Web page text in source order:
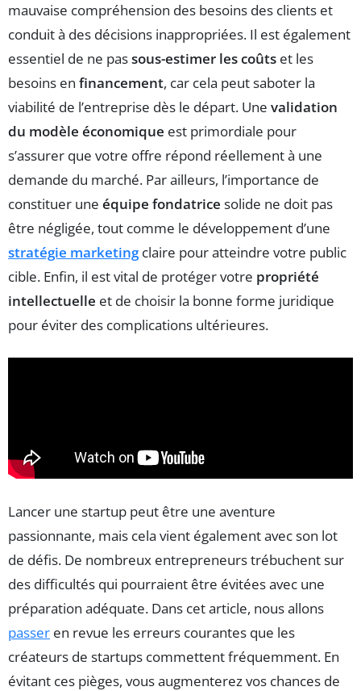
mauvaise compréhension des besoins des clients et
conduit à des décisions inappropriées. Il est également
essentiel de ne passous-estimer les coûts et les
besoins en financement, car cela peut saboter la
viabilité de l’entreprise dès le départ. Une validation
du modèle économique est primordiale pour
s’assurer que votre offre répond réellement à une
demande du marché. Par ailleurs, l’importance de
constituer une équipe fondatrice solide ne doit pas
être négligée, tout comme le développement d’une
stratégie marketingclaire pour atteindre votre public
cible. Enfin, il est vital de protéger votre propriété
intellectuelle et de choisir la bonne forme juridique
pour éviter des complications ultérieures.
Lancer une startup peut être une aventure
passionnante, mais cela vient également avec son lot
de défis. De nombreux entrepreneurs trébuchent sur
des difficultés qui pourraient être évitées avec une
préparation adéquate. Dans cet article, nous allons
passer en revue les erreurs courantes que les
créateurs de startups commettent fréquemment. En
évitant ces pièges, vous augmenterez vos chances de